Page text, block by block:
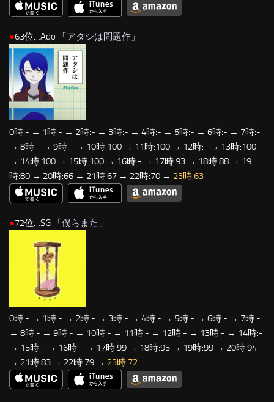
●63位…Ado 「 アタシは問題作 」
0時:- → 1時:- → 2時:- → 3時:- → 4時:- → 5時:- → 6時:- → 7時:-
→ 8時:- → 9時:- → 10時:100 → 11時:100 → 12時:- → 13時:100
→ 14時:100 → 15時:100 → 16時:- → 17時:93 → 18時:88 → 19
時:80 → 20時:66 → 21時:67 → 22時:70 → 23時:63
●72位…SG 「僕らまた 」
0時:- → 1時:- → 2時:- → 3時:- → 4時:- → 5時:- → 6時:- → 7時:-
→ 8時:- → 9時:- → 10時:- → 11時:- → 12時:- → 13時:- → 14時:-
→ 15時:- → 16時:- → 17時:99 → 18時:95 → 19時:99 → 20時:94
→ 21時:83 → 22時:79 → 23時:72